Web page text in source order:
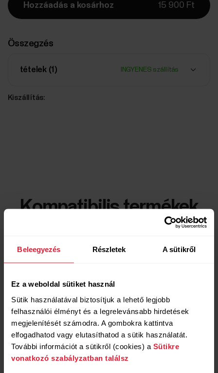
Beleegyezés Részletek A sütikről
Ez a weboldal sütiket használ
Sütik használatával biztosítjuk a lehető legjobb
felhasználói élményt és a legrelevánsabb hirdetések
megjelenítését számodra. A gombokra kattintva
elfogadhatod vagy elutasíthatod a sütik használatát.
További információt a sütikről (cookies) a Sütikre
vonatkozó szabályzatban találsz
Hozzáadás a kosárhoz 15 900 Ft
Összegzés
tételek (1 ) INGYENES szállítás
Kiszállítás:
Kompatibilis termékek